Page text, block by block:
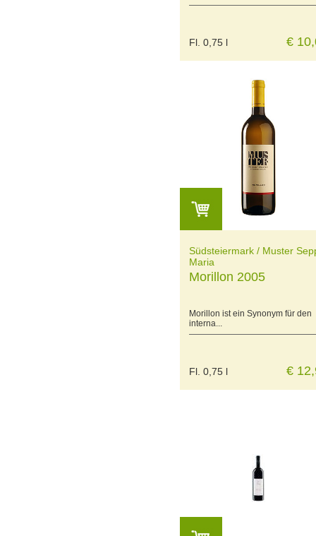
Fl. 0,75 l €
Südsteiermark / Muster
Maria
Morillon 2005
Morillon ist ein Synonym für den
interna...
Fl. 0,75 l €